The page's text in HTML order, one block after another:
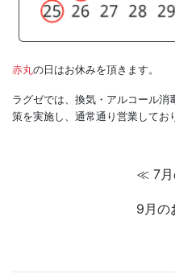
赤丸の日はお休みを頂きます。
ラグゼでは、換気・アルコール
策を実施し、通常通り営業してお
≪ 7月
9月